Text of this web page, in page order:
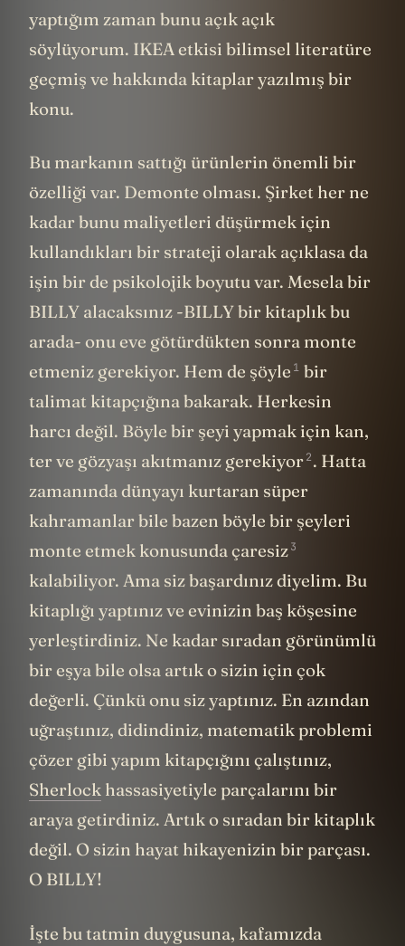
yaptığım zaman bunu açık açık
söylüyorum. IKEA etkisi bilimsel literatüre
geçmiş ve hakkında kitaplar yazılmış bir
konu.
Bu markanın sattığı ürünlerin önemli bir
özelliği var. Demonte olması. Şirket her ne
kadar bunu maliyetleri düşürmek için
kullandıkları bir strateji olarak açıklasa da
işin bir de psikolojik boyutu var. Mesela bir
BILLY alacaksınız -BILLY bir kitaplık bu
arada- onu eve götürdükten sonra monte
etmeniz gerekiyor. Hem de şöyle 1 bir
talimat kitapçığına bakarak. Herkesin
harcı değil. Böyle bir şeyi yapmak için kan,
ter ve gözyaşı akıtmanız gerekiyor2. Hatta
zamanında dünyayı kurtaran süper
kahramanlar bile bazen böyle bir şeyleri
monte etmek konusundaçaresiz3
kalabiliyor. Ama siz başardınız diyelim. Bu
kitaplığı yaptınız ve evinizin baş köşesine
yerleştirdiniz. Ne kadar sıradan görünümlü
bir eşya bile olsa artık o sizin için çok
değerli. Çünkü onu siz yaptınız. En azından
uğraştınız, didindiniz, matematik problemi
çözer gibi yapım kitapçığını çalıştınız,
Sherlock hassasiyetiyle parçalarını bir
araya getirdiniz. Artık o sıradan bir kitaplık
değil. O sizin hayat hikayenizin bir parçası.
O BILLY!
İşte bu tatmin duygusuna, kafamızda